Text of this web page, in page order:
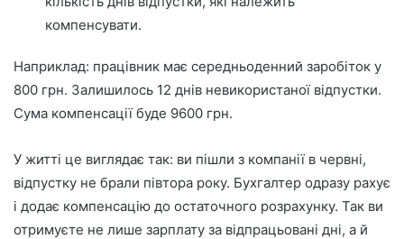
компенсувати.
Наприклад: працівник має середньоденний заробіток у
800 грн. Залишилось 12 днів невикористаної відпустки.
Сума компенсації буде 9600 грн.
У житті це виглядає так: ви пішли з компанії в червні,
відпустку не брали півтора року. Бухгалтер одразу рахує
і додає компенсацію до остаточного розрахунку. Так ви
отримуєте не лише зарплату за відпрацьовані дні, а й